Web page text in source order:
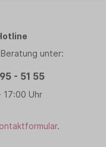
unter:
- 51 55
17:00 Uhr
.